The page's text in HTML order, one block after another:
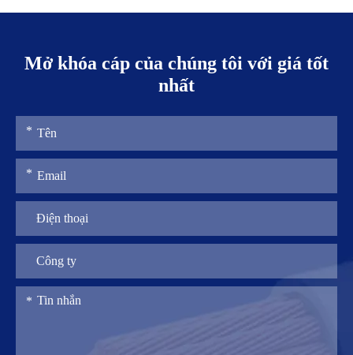
Mở khóa cáp của chúng tôi với giá tốt
nhất